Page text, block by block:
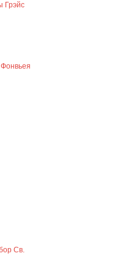
Грэйс
Св.